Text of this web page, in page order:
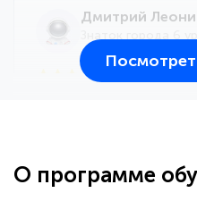
Дмитрий
большое
О программе